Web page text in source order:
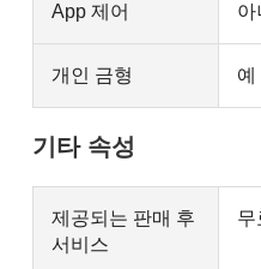
App 제어 아
개인 금형 예
기타 속성
제공되는 판매 후
서비스
무